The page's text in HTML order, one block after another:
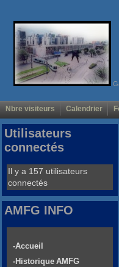
Nbre visiteurs Calendrier
Utilisateurs
connectés
Il y a 157 utilisateurs
connectés
AMFG INFO
-Accueil
-Historique AMFG